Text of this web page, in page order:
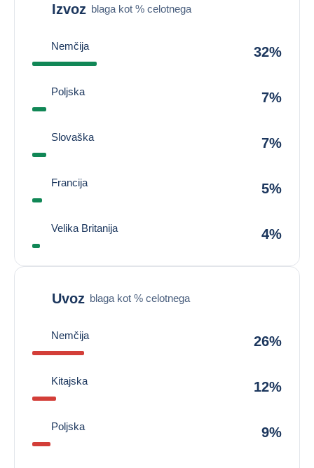
Izvoz blaga kot % celotnega
Nemčija 32%
Poljska 7%
Slovaška 7%
Francija 5%
Velika Britanija 4%
Uvoz blaga kot % celotnega
Nemčija 26%
Kitajska 12%
Poljska 9%